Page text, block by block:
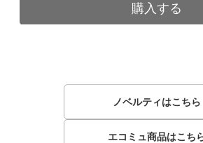
購入する
ノベルティはこちら
エコミュ商品はこち